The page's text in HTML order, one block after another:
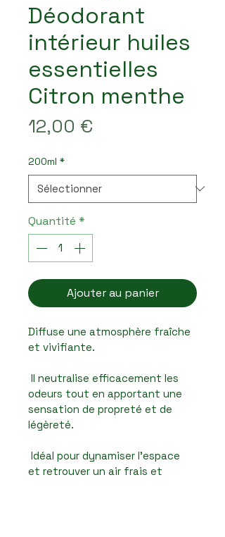
Déodorant
intérieur huiles
essentielles
Citron menthe
12,00 €
200ml *
Quantité *
Ajouter au panier
Diffuse une atmosphère fraîche
et vivifiante.
odeurs tout en apportant une
sensation de propreté et de
légèreté.
et retrouver un air frais et